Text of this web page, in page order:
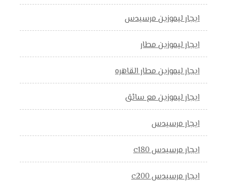
ايجار ليموزين مرسيدس
ايجار ليموزين مطار
ايجار ليموزين مطار القاهره
ايجار ليموزين مع سائق
ايجار مرسيدس
ايجار مرسيدس c180
ايجار مرسيدس c200